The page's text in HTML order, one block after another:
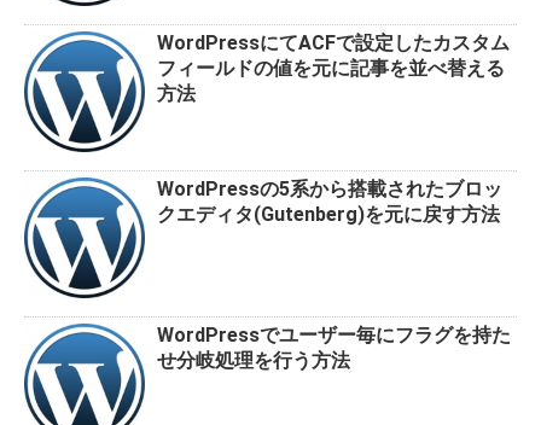
WordPressにてACFで設定したカスタム
フィールドの値を元に記事を並べ替える
方法
WordPressの5系から搭載されたブロッ
クエディタ(Gutenberg)を元に戻す方法
WordPressでユーザー毎にフラグを持た
せ分岐処理を行う方法